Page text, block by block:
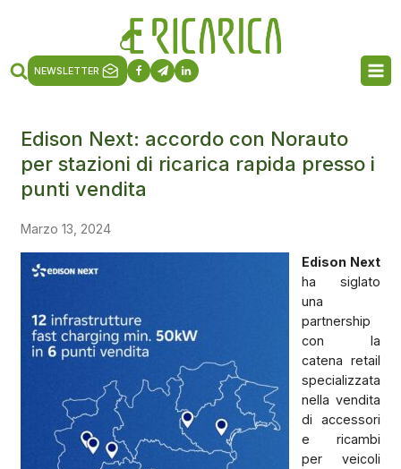
NEWSLETTER
Edison Next: accordo con Norauto
per stazioni di ricarica rapida presso i
punti vendita
Marzo 13, 2024
Edison Next
ha siglato
una
partnership
con la
catena retail
specializzata
nella vendita
di accessori
e ricambi
per veicoli